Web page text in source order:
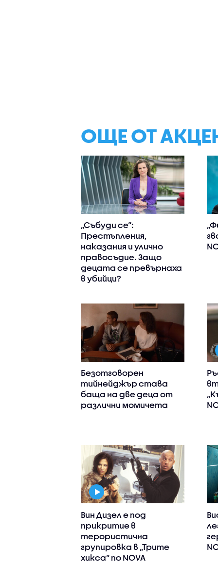
ОЩЕ ОТ
„Събуди се“:
Престъпления,
наказания и улично
правосъдие. Защо
децата се превърнаха
в убийци?
Безотговорен
тийнейджър става
баща на две деца от
различни момичета
Вин Дизел е под
прикритие в
терористична
групировка в „Трите
хикса“ по NOVA